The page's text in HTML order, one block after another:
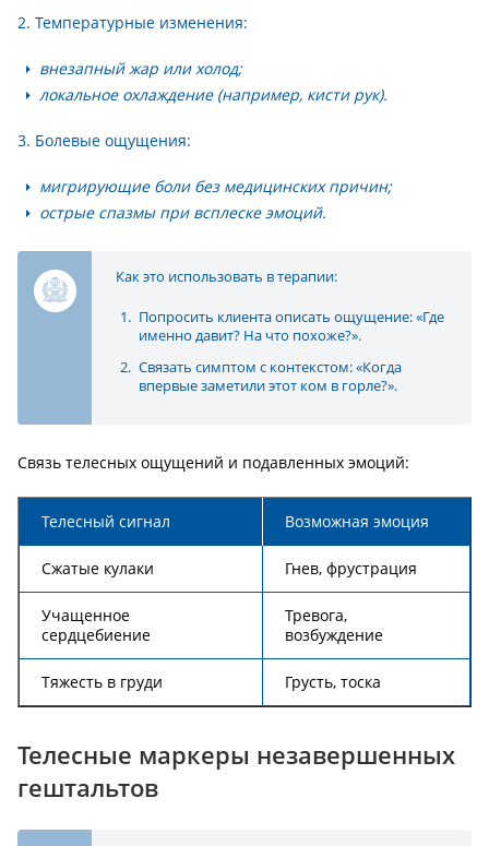
2. Температурные изменения:
внезапный жар или холод;
локальное охлаждение (например, кисти рук).
3. Болевые ощущения:
мигрирующие боли без медицинских причин;
острые спазмы при всплеске эмоций.
Как это использовать в терапии:
Попросить клиента описать ощущение: «Где
именно давит? На что похоже?».
Связать симптом с контекстом: «Когда
впервые заметили этот ком в горле?».
Связь телесных ощущений и подавленных эмоций:
Телесный сигнал Возможная эмоция
Сжатые кулаки Гнев, фрустрация
Учащенное
сердцебиение
Тревога,
возбуждение
Тяжесть в груди Грусть, тоска
Телесные маркеры незавершенных
гештальтов